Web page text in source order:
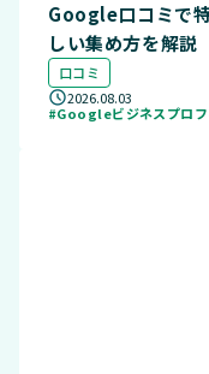
Google口コミで
しい集め方を解説
口コミ
2026.08.03
#Googleビジネスプロフ